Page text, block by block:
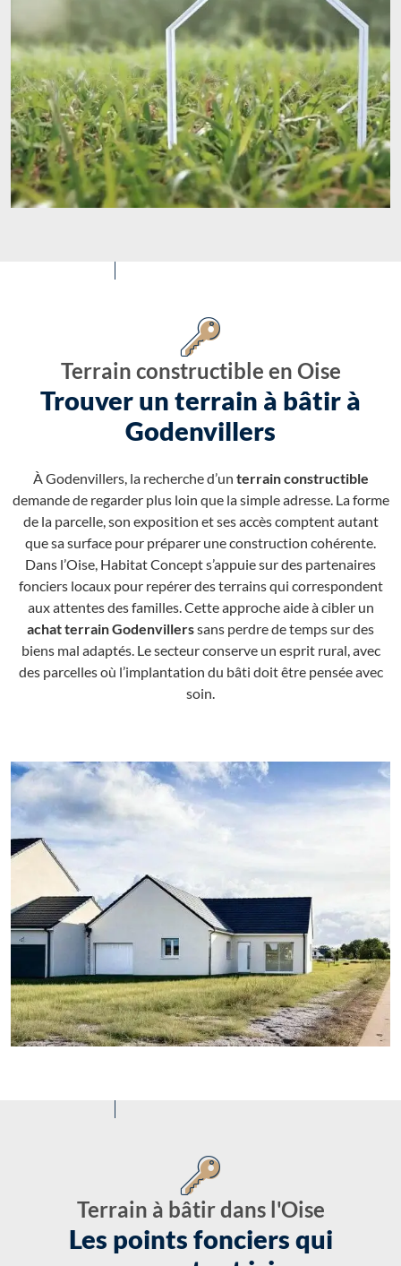
Terrain constructible en Oise
Trouver un terrain à bâtir à
Godenvillers
À Godenvillers, la recherche d’un terrain constructible
demande de regarder plus loin que la simple adresse. La forme
de la parcelle, son exposition et ses accès comptent autant
que sa surface pour préparer une construction cohérente.
Dans l’Oise, Habitat Concept s’appuie sur des partenaires
fonciers locaux pour repérer des terrains qui correspondent
aux attentes des familles. Cette approche aide à cibler un
achat terrain Godenvillerssans perdre de temps sur des
biens mal adaptés. Le secteur conserve un esprit rural, avec
des parcelles où l’implantation du bâti doit être pensée avec
soin.
Terrain à bâtir dans l'Oise
Les points fonciers qui